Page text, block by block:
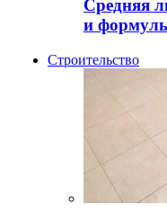
Средняя
и
Строительство